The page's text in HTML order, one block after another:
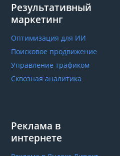
Результативный
маркетинг
Оптимизация для ИИ
Поисковое продвижение
Управление трафиком
Сквозная аналитика
Реклама в
интернете